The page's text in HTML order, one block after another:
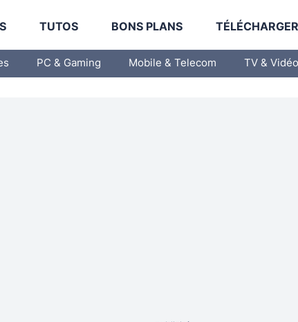
TUTOS BONS PLANS
PC & Gaming Mobile & Telecom TV & Vidéo